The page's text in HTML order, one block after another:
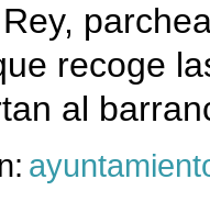
recoge
al